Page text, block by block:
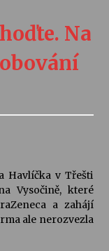
Stávám se
Kolchoz a
Na
Havlíčka v Třešti
Vysočině, které
a zahájí
ale nerozvezla